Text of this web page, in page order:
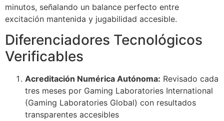
minutos, señalando un balance perfecto entre
excitación mantenida y jugabilidad accesible.
Diferenciadores Tecnológicos
Verificables
Acreditación Numérica Autónoma: Revisado cada
tres meses por Gaming Laboratories International
(Gaming Laboratories Global) con resultados
transparentes accesibles